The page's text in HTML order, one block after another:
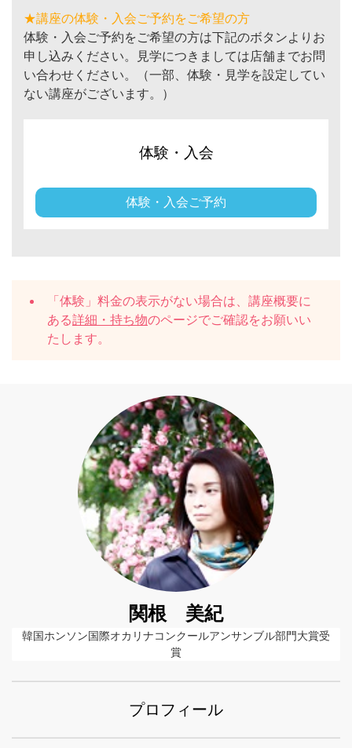
★講座の体験・入会ご予約をご希望の方
体験・入会ご予約をご希望の方は下記のボタンよりお
申し込みください。見学につきましては店舗までお問
い合わせください。（一部、体験・見学を設定してい
ない講座がございます。）
体験・入会
体験・入会ご予約
「体験」料金の表示がない場合は、講座概要に
ある詳細・持ち物のページでご確認をお願いい
たします。
関根 美紀
韓国ホンソン国際オカリナコンクールアンサンブル部門大賞受
賞
プロフィール